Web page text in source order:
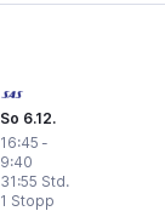
So 6.12.
16:45 -
9:40
1 Stopp
31:55 Std.